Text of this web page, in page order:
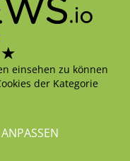
einsehen zu können
der Kategorie